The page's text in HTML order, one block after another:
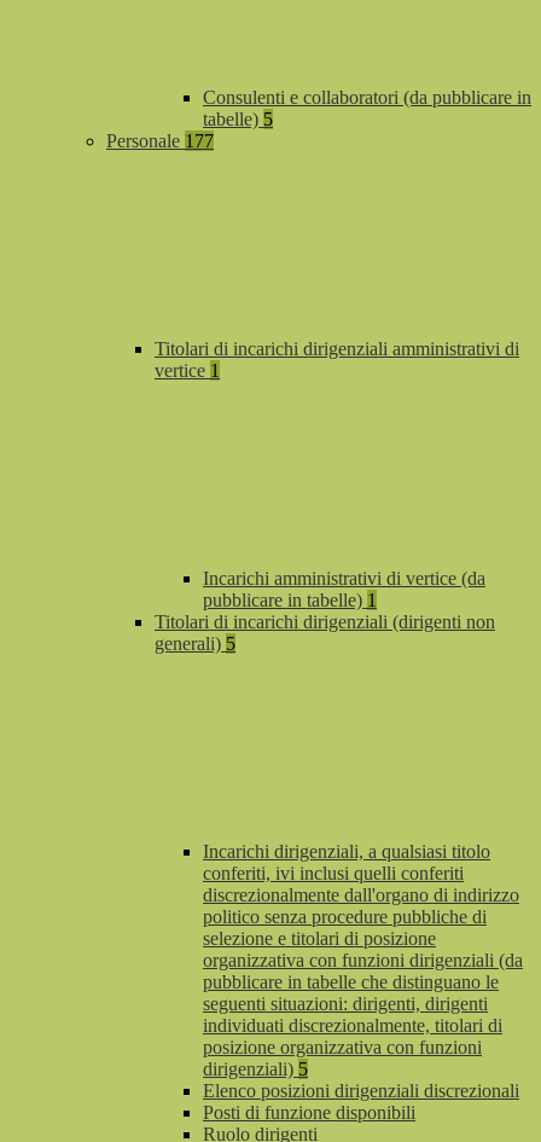
Consulenti e collaboratori (da pubblicare in
tabelle) 5
Personale 177
Titolari di incarichi dirigenziali amministrativi di
vertice 1
Incarichi amministrativi di vertice (da
pubblicare in tabelle) 1
Titolari di incarichi dirigenziali (dirigenti non
generali) 5
Incarichi dirigenziali, a qualsiasi titolo
conferiti, ivi inclusi quelli conferiti
discrezionalmente dall'organo di indirizzo
politico senza procedure pubbliche di
selezione e titolari di posizione
organizzativa con funzioni dirigenziali (da
pubblicare in tabelle che distinguano le
seguenti situazioni: dirigenti, dirigenti
individuati discrezionalmente, titolari di
posizione organizzativa con funzioni
dirigenziali) 5
Elenco posizioni dirigenziali discrezionali
Posti di funzione disponibili
Ruolo dirigenti